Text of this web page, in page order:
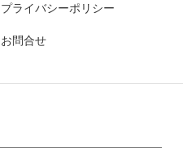
プライバシーポリシー
お問合せ